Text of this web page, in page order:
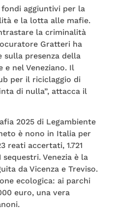
fondi aggiuntivi per la
e la lotta alle mafie.
la criminalità
Gratteri ha
sulla presenza della
e nel Veneziano. Il
per il riciclaggio di
di nulla”, attacca il
2025 di Legambiente
è nono in Italia per
reati accertati, 1.721
sequestri. Venezia è la
da Vicenza e Treviso.
ecologica: ai parchi
euro, una vera